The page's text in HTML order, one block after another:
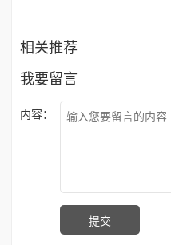
相关推荐
我要留言
内容：